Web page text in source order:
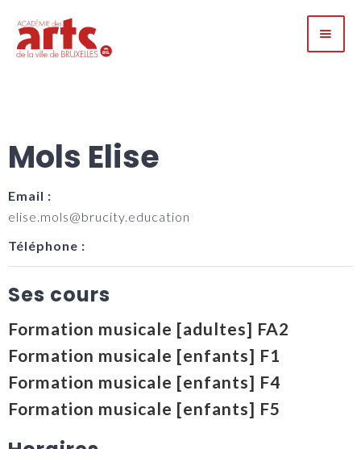
Mols Elise
Email :
elise.mols@brucity.education
Téléphone :
Ses cours
Formation musicale [adultes] FA2
Formation musicale [enfants] F1
Formation musicale [enfants] F4
Formation musicale [enfants] F5